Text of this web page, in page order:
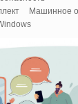
Машинное